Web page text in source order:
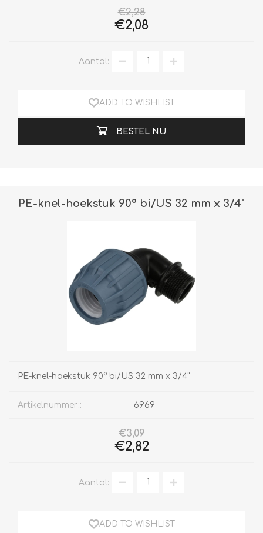
€2,28
€2,08
Aantal:
ADD TO WISHLIST
BESTEL NU
PE-knel-hoekstuk 90° bi/US 32 mm x 3/4"
PE-knel-hoekstuk 90° bi/US 32 mm x 3/4"
Artikelnummer:: 6969
€3,09
€2,82
Aantal:
ADD TO WISHLIST